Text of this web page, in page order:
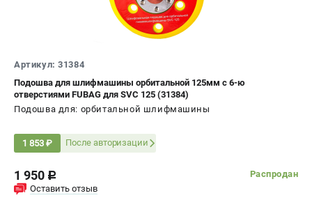
Генераторы бензиновые
ПОЛЕЗНЫЕ СТАТЬИ
Как выбрать краскопульт?
Как выбрать мотопомпу?
Как выбрать бензопилу?
Как выбрать компрессор?
Артикул: 31384
Подошва для шлифмашины орбитальной 125мм с 6-ю
отверстиями FUBAG для SVC 125 (31384)
Подошва для: орбитальной шлифмашины
1 853 ₽ После авторизации
1 950 c
Распродан
Оставить отзыв